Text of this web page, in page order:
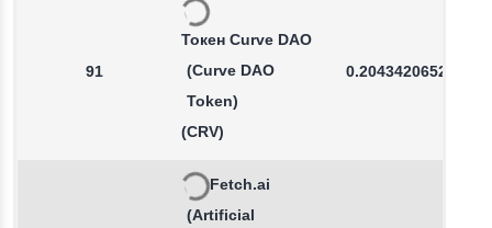
91
Токен Curve DAO
(Curve DAO
Token)
(CRV)
0.2043420652
Fetch.ai
(Artificial